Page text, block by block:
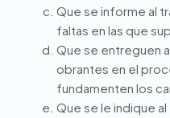
Que se informe al
faltas en las que
Que se entreguen
obrantes en el
fundamenten los
Que se le indique